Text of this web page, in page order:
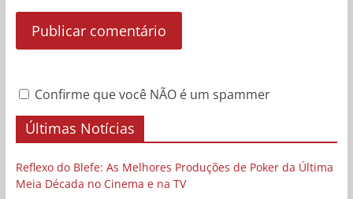
Confirme que você NÃO é um spammer
Últimas Notícias
Reflexo do Blefe: As Melhores Produções de Poker da Última
Meia Década no Cinema e na TV